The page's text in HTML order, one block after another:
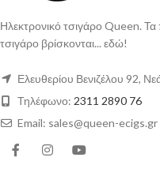
Ηλεκτρονικό τσιγάρο Queen.
τσιγάρο βρίσκονται... εδώ!
Ελευθερίου Βενιζέλου 92,
Τηλέφωνο: 2311 2890 76
Email: sales@queen-ecigs.gr